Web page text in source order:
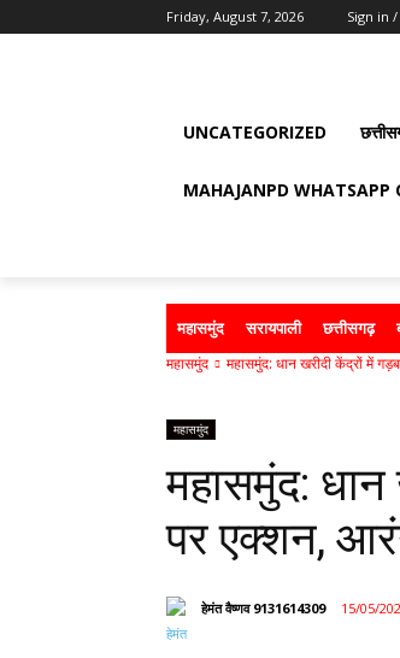
Friday, August 7, 2026 Sign in /
UNCATEGORIZED
MAHAJANPD WHATSAPP
महासमुंद सरायपाली छत्तीसगढ़
महासमुंद महासमुंद: धान खरीदी केंद्रों में
महासमुंद
महासमुंद:
पर एक्शन,
हेमंत वैष्णव 9131614309 15/05/